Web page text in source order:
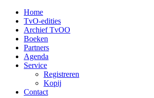
naar
inhoud
Home
TvO-edities
Archief TvOO
Boeken
Partners
Agenda
Service
Registreren
Kopij
Contact